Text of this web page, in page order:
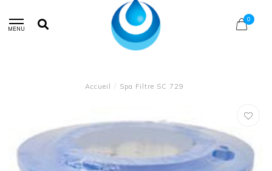
MENU
0
Accueil / Spa Filtre SC 729